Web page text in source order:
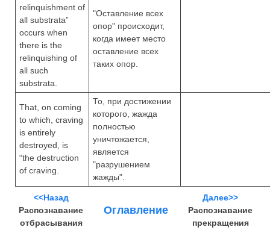
relinquishment of
all substrata”
occurs when
there is the
relinquishing of
all such
substrata.
"Оставление всех
опор" происходит,
когда имеет место
оставление всех
таких опор.
That, on coming
to which, craving
is entirely
destroyed, is
“the destruction
of craving.
То, при достижении
которого, жажда
полностью
уничтожается,
является
"разрушением
жажды".
<<Назад
Распознавание
отбрасывания
Оглавление
Далее>>
Распознавание
прекращения